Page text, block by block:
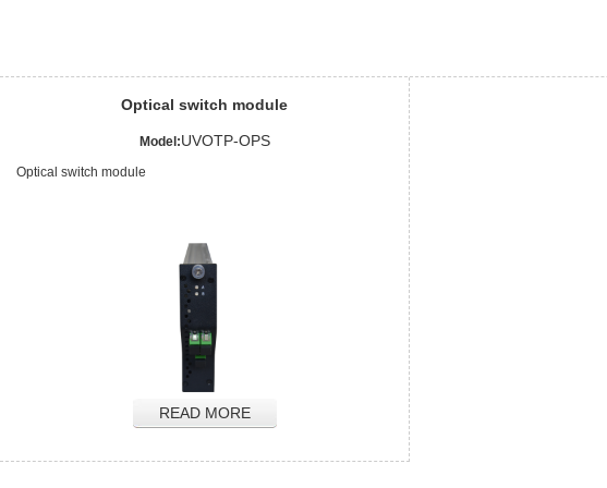
Optical switch module
Model:UVOTP-OPS
Optical switch module
READ MORE